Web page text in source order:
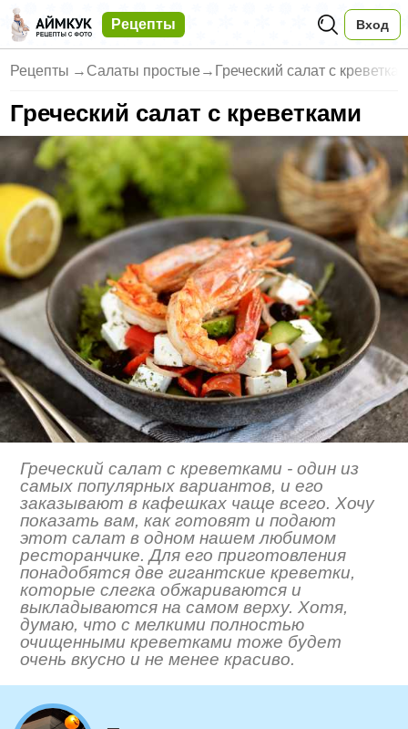
Рецепты Вход
Рецепты → Салаты простые → Греческий салат с
Греческий салат с креветками
Греческий салат с креветками - один из
самых популярных вариантов, и его
заказывают в кафешках чаще всего. Хочу
показать вам, как готовят и подают
этот салат в одном нашем любимом
ресторанчике. Для его приготовления
понадобятся две гигантские креветки,
которые слегка обжариваются и
выкладываются на самом верху. Хотя,
думаю, что с мелкими полностью
очищенными креветками тоже будет
очень вкусно и не менее красиво.